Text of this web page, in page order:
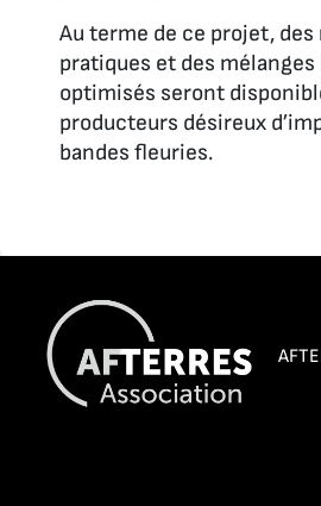
Au terme de ce projet,
pratiques et des
optimisés seront
producteurs désireux
bandes fleuries.